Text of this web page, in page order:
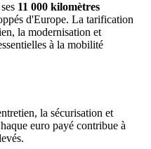
11 000 kilomètres
d'Europe. La tarification
la modernisation et
à la mobilité
la sécurisation et
euro payé contribue à